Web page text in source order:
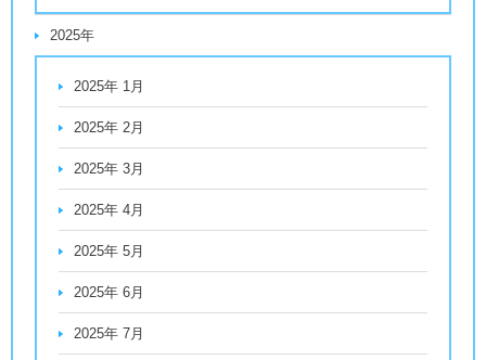
2025年
2025年 1月
2025年 2月
2025年 3月
2025年 4月
2025年 5月
2025年 6月
2025年 7月